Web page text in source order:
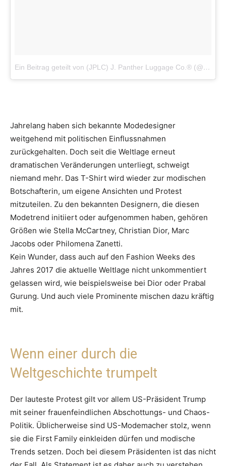
Ein Beitrag geteilt von (JPLC) J. Panther Luggage Co.® (@jpantherluggage)
Jahrelang haben sich bekannte Modedesigner
weitgehend mit politischen Einflussnahmen
zurückgehalten. Doch seit die Weltlage erneut
dramatischen Veränderungen unterliegt, schweigt
niemand mehr. Das T-Shirt wird wieder zur modischen
Botschafterin, um eigene Ansichten und Protest
mitzuteilen. Zu den bekannten Designern, die diesen
Modetrend initiiert oder aufgenommen haben, gehören
Größen wie Stella McCartney, Christian Dior, Marc
Jacobs oder Philomena Zanetti.
Kein Wunder, dass auch auf den Fashion Weeks des
Jahres 2017 die aktuelle Weltlage nicht unkommentiert
gelassen wird, wie beispielsweise bei Dior oder Prabal
Gurung. Und auch viele Prominente mischen dazu kräftig
mit.
Wenn einer durch die
Weltgeschichte trumpelt
Der lauteste Protest gilt vor allem US-Präsident Trump
mit seiner frauenfeindlichen Abschottungs- und Chaos-
Politik. Üblicherweise sind US-Modemacher stolz, wenn
sie die First Family einkleiden dürfen und modische
Trends setzen. Doch bei diesem Präsidenten ist das nicht